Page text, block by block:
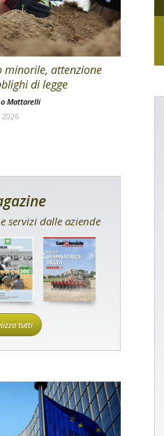
minorile, attenzione
di legge
Mattarelli
servizi dalle aziende
tutti